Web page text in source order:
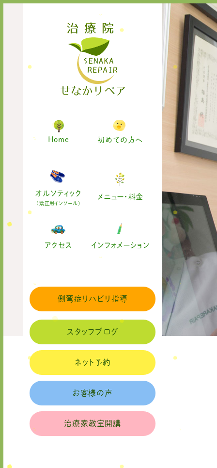
Home 初めての方へ
オルソティック
(矯正用インソール)
メニュー・料金
アクセス インフォメーション
側弯症リハビリ指導
スタッフブログ
ネット予約
お客様の声
治療家教室開講